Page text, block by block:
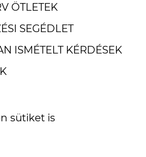
ÖTLETEK
SEGÉDLET
ISMÉTELT KÉRDÉSEK
ÉS FIZETÉSI
MINKET?
sütiket is